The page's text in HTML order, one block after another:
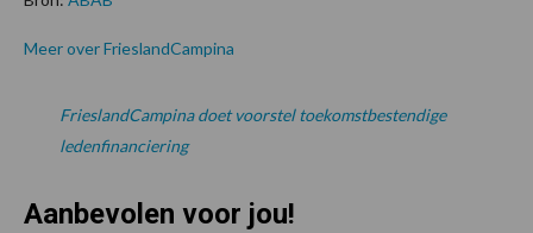
Meer over FrieslandCampina
FrieslandCampina doet voorstel toekomstbestendige
ledenfinanciering
Aanbevolen voor jou!